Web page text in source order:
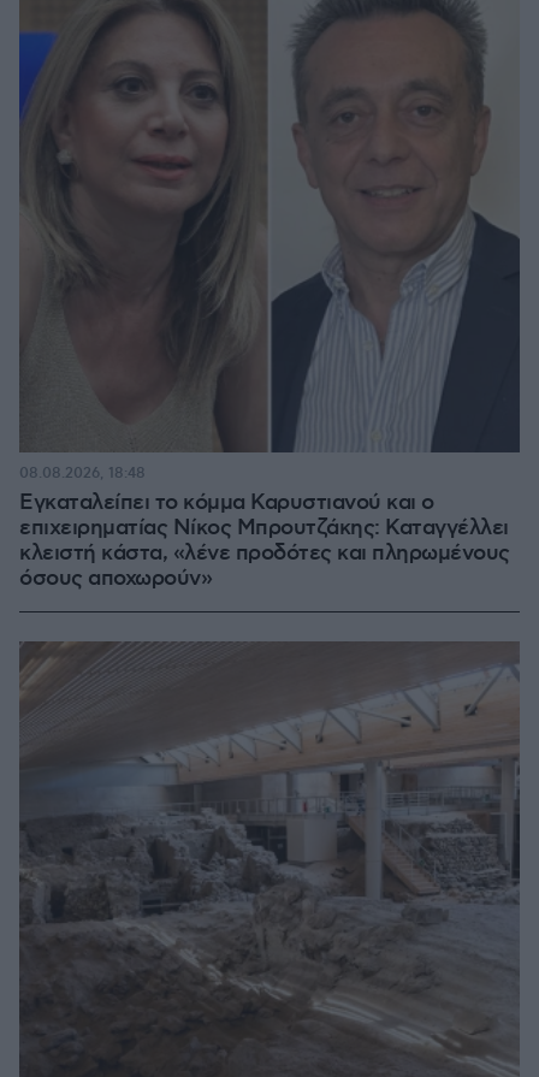
Εγκαταλείπει το κόμμα Καρυστιανού και ο
επιχειρηματίας Νίκος Μπρουτζάκης: Καταγγέλλει
κλειστή κάστα, «λένε προδότες και πληρωμένους
όσους αποχωρούν»
08.08.2026, 18:48